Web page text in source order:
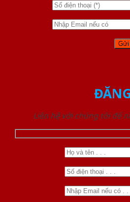
Liên hệ với chúng tôi để